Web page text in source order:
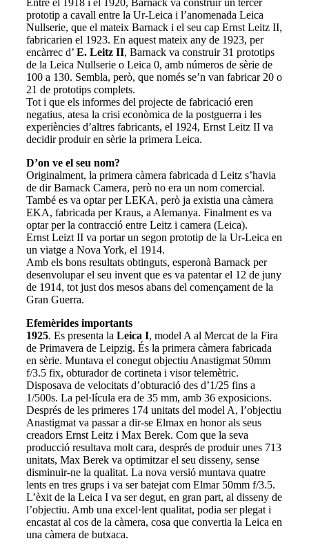
prototip a cavall entre la Ur-Leica i l’anomenada Leica
Nullserie, que el mateix Barnack i el seu cap Ernst Leitz II,
fabricarien el 1923. En aquest mateix any de 1923, per
encàrrec d’ E. Leitz II, Barnack va construir 31 prototips
de la Leica Nullserie o Leica 0, amb números de sèrie de
100 a 130. Sembla, però, que només se’n van fabricar 20 o
21 de prototips complets.
Tot i que els informes del projecte de fabricació eren
negatius, atesa la crisi econòmica de la postguerra i les
experiències d’altres fabricants, el 1924, Ernst Leitz II va
decidir produir en sèrie la primera Leica.
D’on ve el seu nom?
Originalment, la primera càmera fabricada d Leitz s’havia
de dir Barnack Camera, però no era un nom comercial.
També es va optar per LEKA, però ja existia una càmera
EKA, fabricada per Kraus, a Alemanya. Finalment es va
optar per la contracció entre Leitz i camera (Leica).
Ernst Leizt II va portar un segon prototip de la Ur-Leica en
un viatge a Nova York, el 1914.
Amb els bons resultats obtinguts, esperonà Barnack per
desenvolupar el seu invent que es va patentar el 12 de juny
de 1914, tot just dos mesos abans del començament de la
Gran Guerra.
Efemèrides importants
1925. Es presenta la Leica I, model A al Mercat de la Fira
de Primavera de Leipzig. És la primera càmera fabricada
en sèrie. Muntava el conegut objectiu Anastigmat 50mm
f/3.5 fix, obturador de cortineta i visor telemètric.
Disposava de velocitats d’obturació des d’1/25 fins a
1/500s. La pel·lícula era de 35 mm, amb 36 exposicions.
Després de les primeres 174 unitats del model A, l’objectiu
Anastigmat va passar a dir-se Elmax en honor als seus
creadors Ernst Leitz i Max Berek. Com que la seva
producció resultava molt cara, després de produir unes 713
unitats, Max Berek va optimitzar el seu disseny, sense
disminuir-ne la qualitat. La nova versió muntava quatre
lents en tres grups i va ser batejat com Elmar 50mm f/3.5.
L’èxit de la Leica I va ser degut, en gran part, al disseny de
l’objectiu. Amb una excel·lent qualitat, podia ser plegat i
encastat al cos de la càmera, cosa que convertia la Leica en
una càmera de butxaca.